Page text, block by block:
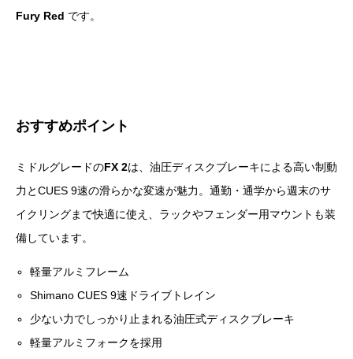
Fury Red です。
おすすめポイント
ミドルグレードのFX 2は、油圧ディスクブレーキによる高い制動
力とCUES 9速の滑らかな変速が魅力。通勤・通学から週末のサ
イクリングまで快適に使え、ラックやフェンダー用マウントも装
備しています。
軽量アルミフレーム
Shimano CUES 9速ドライブトレイン
少ない力でしっかり止まれる油圧式ディスクブレーキ
軽量アルミフォークを採用